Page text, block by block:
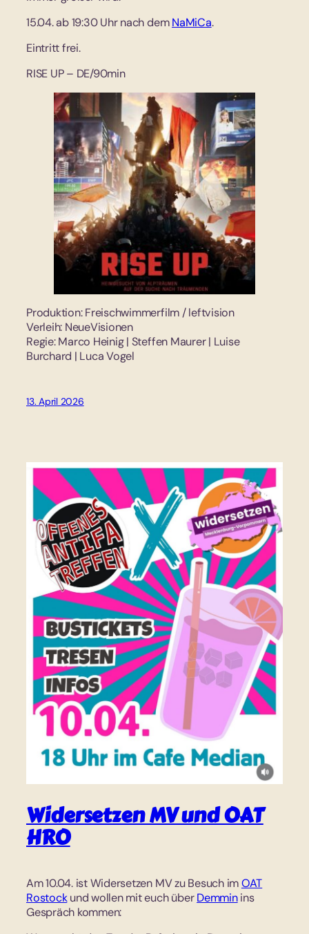
15.04. ab 19:30 Uhr nach demNaMiCa.
Eintritt frei.
RISE UP – DE/90min
Produktion: Freischwimmerfilm / leftvision
Verleih: NeueVisionen
Regie: Marco Heinig | Steffen Maurer | Luise
Burchard | Luca Vogel
13. April 2026
Widersetzen MV und OAT
HRO
Am 10.04. ist Widersetzen MV zu Besuch imOAT
Rostockund wollen mit euch überDemminins
Gespräch kommen: